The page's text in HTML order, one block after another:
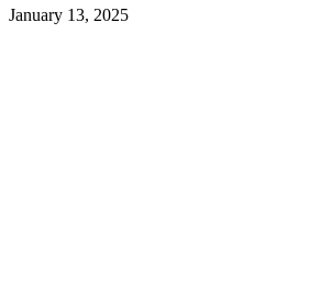
January 13, 2025